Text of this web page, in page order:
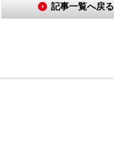
記事一覧へ戻る